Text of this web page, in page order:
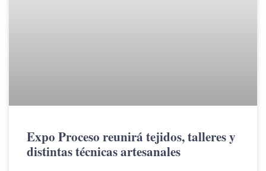
Expo Proceso reunirá tejidos, talleres y
distintas técnicas artesanales